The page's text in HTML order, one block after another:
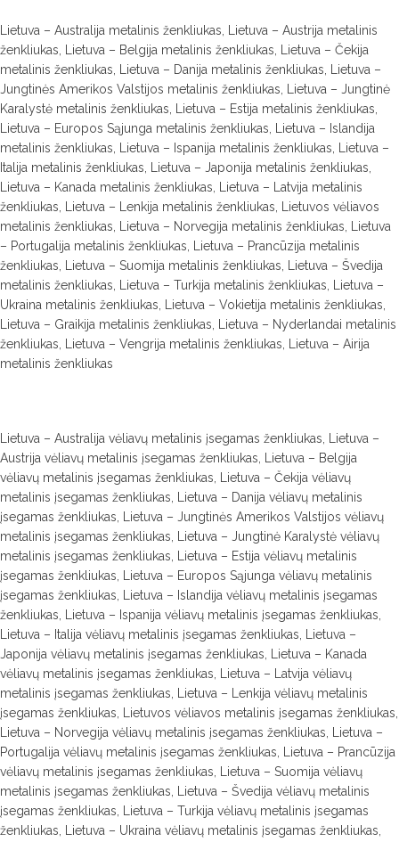
Lietuva – Australija metalinis ženkliukas, Lietuva – Austrija metalinis
ženkliukas, Lietuva – Belgija metalinis ženkliukas, Lietuva – Čekija
metalinis ženkliukas, Lietuva – Danija metalinis ženkliukas, Lietuva –
Jungtinės Amerikos Valstijos metalinis ženkliukas, Lietuva – Jungtinė
Karalystė metalinis ženkliukas, Lietuva – Estija metalinis ženkliukas,
Lietuva – Europos Sąjunga metalinis ženkliukas, Lietuva – Islandija
metalinis ženkliukas, Lietuva – Ispanija metalinis ženkliukas, Lietuva –
Italija metalinis ženkliukas, Lietuva – Japonija metalinis ženkliukas,
Lietuva – Kanada metalinis ženkliukas, Lietuva – Latvija metalinis
ženkliukas, Lietuva – Lenkija metalinis ženkliukas, Lietuvos vėliavos
metalinis ženkliukas, Lietuva – Norvegija metalinis ženkliukas, Lietuva
– Portugalija metalinis ženkliukas, Lietuva – Prancūzija metalinis
ženkliukas, Lietuva – Suomija metalinis ženkliukas, Lietuva – Švedija
metalinis ženkliukas, Lietuva – Turkija metalinis ženkliukas, Lietuva –
Ukraina metalinis ženkliukas, Lietuva – Vokietija metalinis ženkliukas,
Lietuva – Graikija metalinis ženkliukas, Lietuva – Nyderlandai metalinis
ženkliukas, Lietuva – Vengrija metalinis ženkliukas, Lietuva – Airija
metalinis ženkliukas
Lietuva – Australija vėliavų metalinis įsegamas ženkliukas, Lietuva –
Austrija vėliavų metalinis įsegamas ženkliukas, Lietuva – Belgija
vėliavų metalinis įsegamas ženkliukas, Lietuva – Čekija vėliavų
metalinis įsegamas ženkliukas, Lietuva – Danija vėliavų metalinis
įsegamas ženkliukas, Lietuva – Jungtinės Amerikos Valstijos vėliavų
metalinis įsegamas ženkliukas, Lietuva – Jungtinė Karalystė vėliavų
metalinis įsegamas ženkliukas, Lietuva – Estija vėliavų metalinis
įsegamas ženkliukas, Lietuva – Europos Sąjunga vėliavų metalinis
įsegamas ženkliukas, Lietuva – Islandija vėliavų metalinis įsegamas
ženkliukas, Lietuva – Ispanija vėliavų metalinis įsegamas ženkliukas,
Lietuva – Italija vėliavų metalinis įsegamas ženkliukas, Lietuva –
Japonija vėliavų metalinis įsegamas ženkliukas, Lietuva – Kanada
vėliavų metalinis įsegamas ženkliukas, Lietuva – Latvija vėliavų
metalinis įsegamas ženkliukas, Lietuva – Lenkija vėliavų metalinis
įsegamas ženkliukas, Lietuvos vėliavos metalinis įsegamas ženkliukas,
Lietuva – Norvegija vėliavų metalinis įsegamas ženkliukas, Lietuva –
Portugalija vėliavų metalinis įsegamas ženkliukas, Lietuva – Prancūzija
vėliavų metalinis įsegamas ženkliukas, Lietuva – Suomija vėliavų
metalinis įsegamas ženkliukas, Lietuva – Švedija vėliavų metalinis
įsegamas ženkliukas, Lietuva – Turkija vėliavų metalinis įsegamas
ženkliukas, Lietuva – Ukraina vėliavų metalinis įsegamas ženkliukas,